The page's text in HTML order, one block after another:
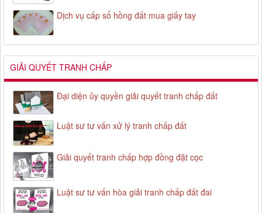
Dịch vụ cấp sổ hồng đất mua giấy tay
GIẢI QUYẾT TRANH CHẤP
Đại diện ủy quyền giải quyết tranh chấp đất
Luật sư tư vấn xử lý tranh chấp đất
Giải quyết tranh chấp hợp đồng đặt cọc
Luật sư tư vấn hòa giải tranh chấp đất đai